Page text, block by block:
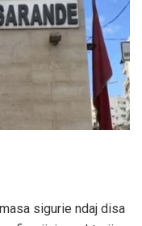
sigurie ndaj disa